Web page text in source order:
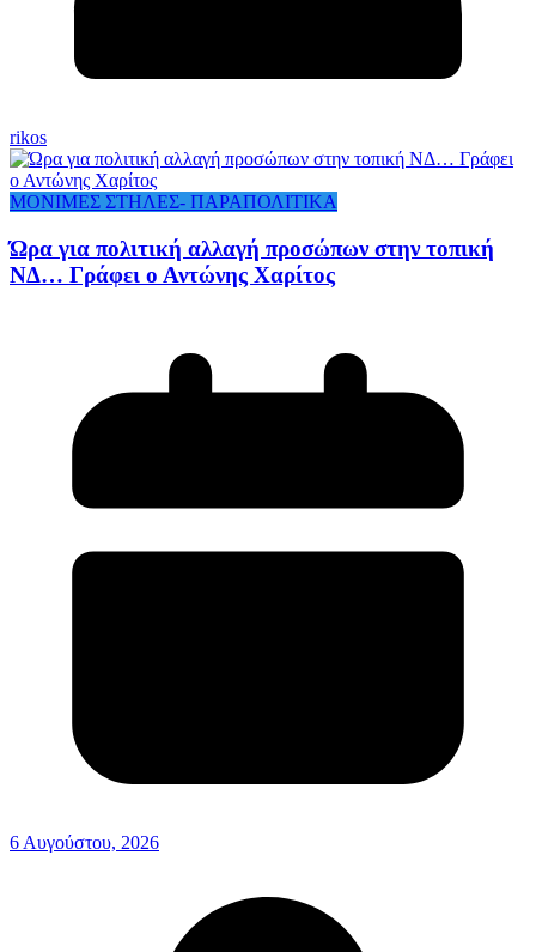
rikos
ΜΟΝΙΜΕΣ ΣΤΗΛΕΣ- ΠΑΡΑΠΟΛΙΤΙΚΑ
Ώρα για πολιτική αλλαγή προσώπων στην τοπική
ΝΔ… Γράφει ο Αντώνης Χαρίτος
6 Αυγούστου, 2026